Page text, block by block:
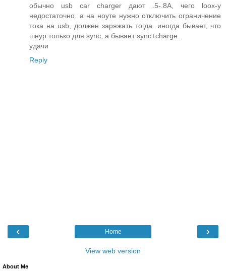
обычно usb car charger дают .5-.8А, чего loox-у
недостаточно. а на ноуте нужно отключить ограничение
тока на usb, должен заряжать тогда. иногда бывает, что
шнур только для sync, а бывает sync+charge.
удачи
Reply
‹ ›
Home
View web version
About Me